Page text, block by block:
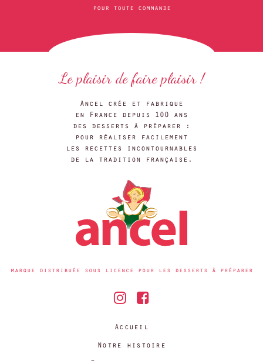
pour toute commande
Le plaisir de faire plaisir !
Ancel crée et fabrique
en France depuis 100 ans
des desserts à préparer :
pour réaliser facilement
les recettes incontournables
de la tradition française.
marque distribuée sous licence pour les desserts à préparer
Accueil
Notre histoire